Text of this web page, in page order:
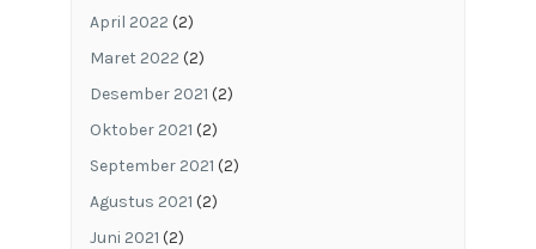
April 2022 (2)
Maret 2022 (2)
Desember 2021 (2)
Oktober 2021 (2)
September 2021 (2)
Agustus 2021 (2)
Juni 2021 (2)